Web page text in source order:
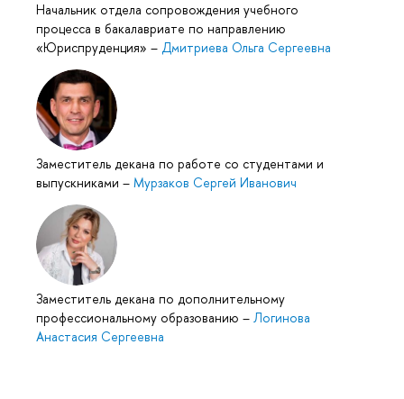
Начальник отдела сопровождения учебного
процесса в бакалавриате по направлению
«Юриспруденция» – Дмитриева Ольга Сергеевна
Заместитель декана по работе со студентами и
выпускниками – Мурзаков Сергей Иванович
Заместитель декана по дополнительному
профессиональному образованию – Логинова
Анастасия Сергеевна